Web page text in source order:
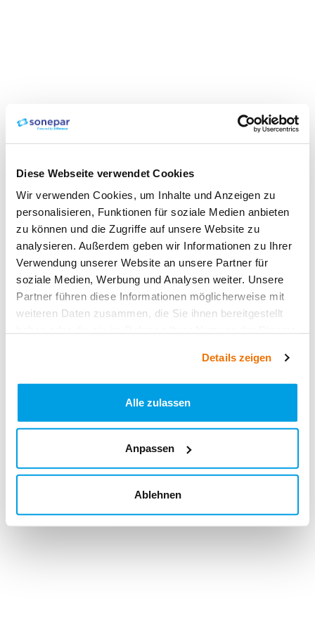
Diese Webseite verwendet Cookies
Wir verwenden Cookies, um Inhalte und Anzeigen zu
personalisieren, Funktionen für soziale Medien anbieten
zu können und die Zugriffe auf unsere Website zu
analysieren. Außerdem geben wir Informationen zu Ihrer
Verwendung unserer Website an unsere Partner für
soziale Medien, Werbung und Analysen weiter. Unsere
Partner führen diese Informationen möglicherweise mit
weiteren Daten zusammen, die Sie ihnen bereitgestellt
Details zeigen
Alle zulassen
Anpassen
Ablehnen